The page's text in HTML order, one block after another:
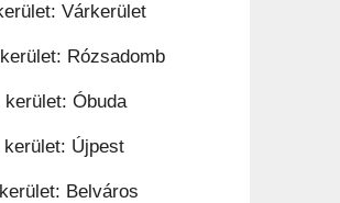
Várkerület
Rózsadomb
kerület: Óbuda
kerület: Újpest
Belváros